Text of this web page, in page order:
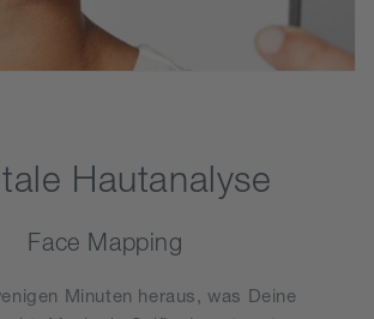
Hautanalyse
Face Mapping
Minuten heraus, was Deine